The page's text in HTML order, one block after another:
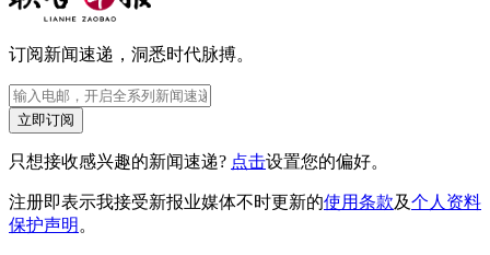
订阅新闻速递，洞悉时代脉搏。
立即订阅
只想接收感兴趣的新闻速递? 点击设置您的偏好。
注册即表示我接受新报业媒体不时更新的使用条款及个人资料
保护声明。